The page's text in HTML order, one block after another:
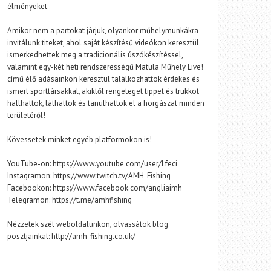
élményeket.
Amikor nem a partokat járjuk, olyankor műhelymunkákra
invitálunk titeket, ahol saját készítésű videókon keresztül
ismerkedhettek meg a tradicionális úszókészítéssel,
valamint egy-két heti rendszerességű Matula Műhely Live!
című élő adásainkon keresztül találkozhattok érdekes és
ismert sporttársakkal, akiktől rengeteget tippet és trükköt
hallhattok, láthattok és tanulhattok el a horgászat minden
területéről!
Kövessetek minket egyéb platformokon is!
YouTube-on: https://www.youtube.com/user/Lfeci
Instagramon: https://www.twitch.tv/AMH_Fishing
Facebookon: https://www.facebook.com/angliaimh
Telegramon: https://t.me/amhfishing
Nézzetek szét weboldalunkon, olvassátok blog
posztjainkat: http://amh-fishing.co.uk/